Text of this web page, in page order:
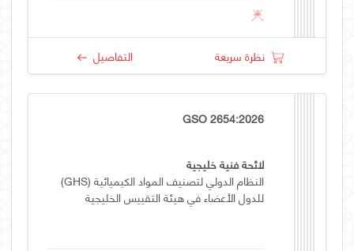
نظرة سريعة التفاصيل
GSO 2654:2026
لائحة فنية خليجية
النظام الدولي لتصنيف المواد الكيميائية (GHS)
للدول الأعضاء في هيئة التقييس الخليجية